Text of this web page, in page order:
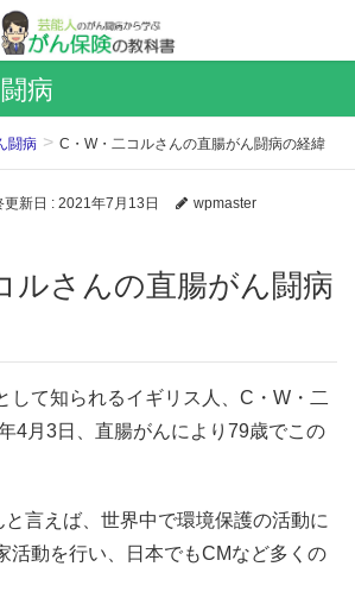
病
闘病 C・W・二コルさんの直腸がん闘病の経緯
更新日 : 2021年7月13日
wpmaster
して知られるイギリス人、C・W・二
4月3日、直腸がんにより79歳でこの
言えば、世界中で環境保護の活動に
活動を行い、日本でもCMなど多くの